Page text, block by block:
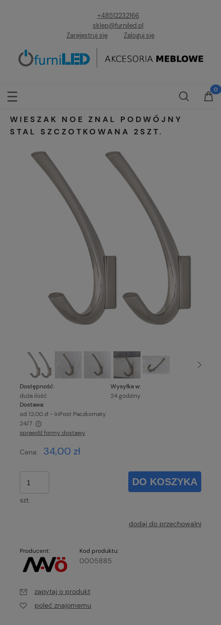
+48512232166
sklep@furniled.pl
Zarejestruj się
Zaloguj się
WIESZAK NOE ZNAL PODWÓJNY
STAL SZCZOTKOWANA 2SZT.
Dostępność:
duża ilość
Wysyłka w:
24 godziny
Dostawa:
od 12,00 zł - InPost Paczkomaty
24/7
Cena nie zawiera ewentualnych kosztów płatności
sprawdź formy dostawy
Cena: 34,00 zł
szt.
DO KOSZYKA
dodaj do przechowalni
Producent: Kod produktu:
0005885
zapytaj o produkt
poleć znajomemu